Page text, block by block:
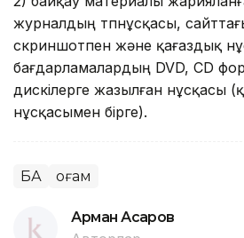
журналдың түпнұсқасы,
скриншотпен және қағаздық
бағдарламалардың DVD, CD
дискілерге жазылған нұсқасы
нұсқасымен бірге).
БАҚ Қоғам
Арман Асқаров